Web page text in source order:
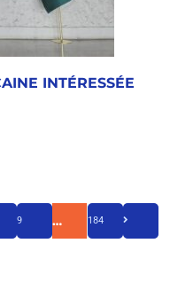
INTÉRESSÉE
9 … 184